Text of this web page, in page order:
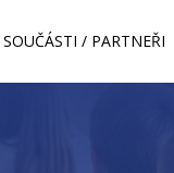
SOUČÁSTI / PARTNEŘI